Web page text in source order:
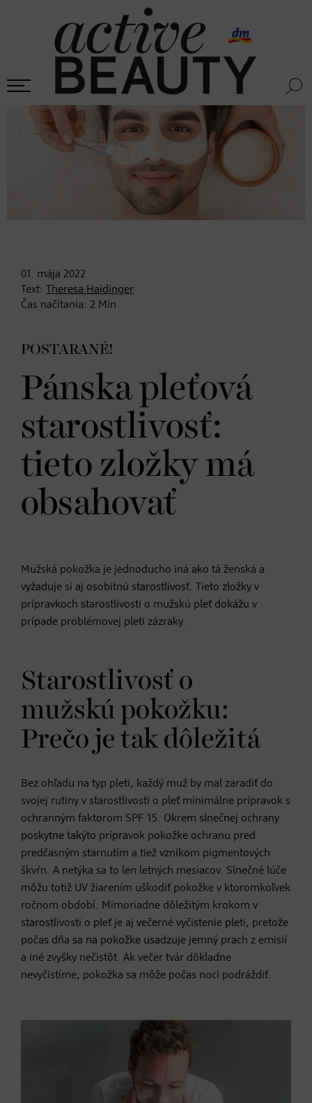
01. mája 2022
Text:
Theresa Haidinger
Čas načítania: 2 Min.
POSTARANÉ!
Pánska pleťová
starostlivosť:
tieto zložky má
obsahovať
Mužská pokožka je jednoducho iná ako tá ženská a
vyžaduje si aj osobitnú starostlivosť. Tieto zložky v
prípravkoch starostlivosti o mužskú pleť dokážu v
prípade problémovej pleti zázraky.
Starostlivosť o
mužskú pokožku:
Prečo je tak dôležitá
Bez ohľadu na typ pleti, každý muž by mal zaradiť do
svojej rutiny v starostlivosti o pleť minimálne prípravok s
ochranným faktorom SPF 15. Okrem slnečnej ochrany
poskytne takýto prípravok pokožke ochranu pred
predčasným starnutím a tiež vznikom pigmentových
škvŕn. A netýka sa to len letných mesiacov. Slnečné lúče
môžu totiž UV žiarením uškodiť pokožke v ktoromkoľvek
ročnom období. Mimoriadne dôležitým krokom v
starostlivosti o pleť je aj večerné vyčistenie pleti, pretože
počas dňa sa na pokožke usadzuje jemný prach z emisií
a iné zvyšky nečistôt. Ak večer tvár dôkladne
nevyčistíme, pokožka sa môže počas noci podráždiť.